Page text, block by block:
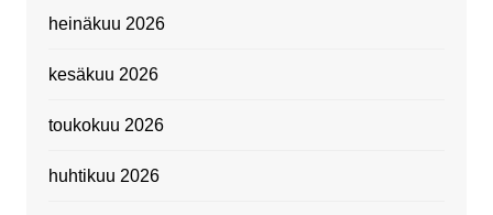
heinäkuu 2026
kesäkuu 2026
toukokuu 2026
huhtikuu 2026